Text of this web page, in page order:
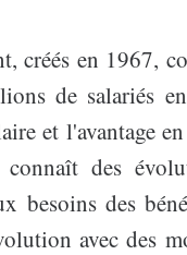
créés en 1967,
de salariés
et l'avantage
des
besoins des
avec des